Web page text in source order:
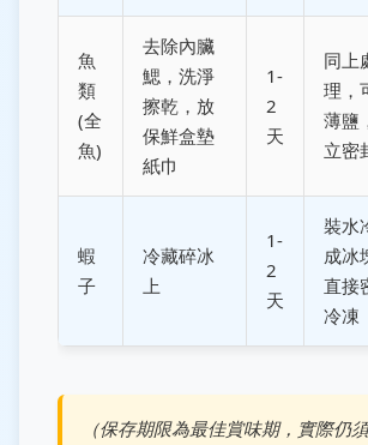
魚
類
(全
魚)
去除內臟
鰓，洗淨
擦乾，放
保鮮盒墊
紙巾
1-
2
天
同上
理，
薄鹽
立密
蝦
子
冷藏碎冰
上
1-
2
天
裝水
成冰
直接
冷凍
（保存期限為最佳賞味期，實際仍